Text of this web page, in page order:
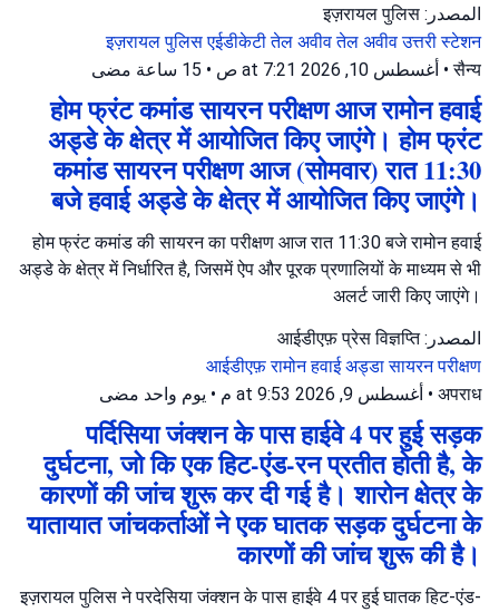
المصدر: इज़रायल पुलिस
इज़रायल पुलिसएईडीकेटी तेल अवीवतेल अवीव उत्तरी स्टेशन
सैन्य
• أغسطس 10, 2026 at 7:21 ص • 15 ساعة مضى
होम फ्रंट कमांड सायरन परीक्षण आज रामोन हवाई
अड्डे के क्षेत्र में आयोजित किए जाएंगे। होम फ्रंट
कमांड सायरन परीक्षण आज (सोमवार) रात 11:30
बजे हवाई अड्डे के क्षेत्र में आयोजित किए जाएंगे।
होम फ्रंट कमांड की सायरन का परीक्षण आज रात 11:30 बजे रामोन हवाई
अड्डे के क्षेत्र में निर्धारित है, जिसमें ऐप और पूरक प्रणालियों के माध्यम से भी
अलर्ट जारी किए जाएंगे।
المصدر: आईडीएफ़ प्रेस विज्ञप्ति
आईडीएफ़रामोन हवाई अड्डासायरन परीक्षण
अपराध
• أغسطس 9, 2026 at 9:53 م • يوم واحد مضى
पर्दिसिया जंक्शन के पास हाईवे 4 पर हुई सड़क
दुर्घटना, जो कि एक हिट-एंड-रन प्रतीत होती है, के
कारणों की जांच शुरू कर दी गई है। शारोन क्षेत्र के
यातायात जांचकर्ताओं ने एक घातक सड़क दुर्घटना के
कारणों की जांच शुरू की है।
इज़रायल पुलिस ने परदेसिया जंक्शन के पास हाईवे 4 पर हुई घातक हिट-एंड-